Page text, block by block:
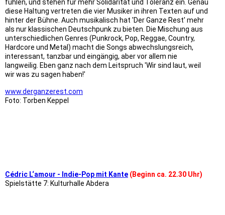
fühlen, und stehen für mehr Solidarität und Toleranz ein. Genau
diese Haltung vertreten die vier Musiker in ihren Texten auf und
hinter der Bühne. Auch musikalisch hat 'Der Ganze Rest' mehr
als nur klassischen Deutschpunk zu bieten. Die Mischung aus
unterschiedlichen Genres (Punkrock, Pop, Reggae, Country,
Hardcore und Metal) macht die Songs abwechslungsreich,
interessant, tanzbar und eingängig, aber vor allem nie
langweilig. Eben ganz nach dem Leitspruch 'Wir sind laut, weil
wir was zu sagen haben!'
www.derganzerest.com
Foto: Torben Keppel
Cédric L‘amour - Indie-Pop mit Kante (Beginn ca. 22.30 Uhr)
Spielstätte 7: Kulturhalle Abdera